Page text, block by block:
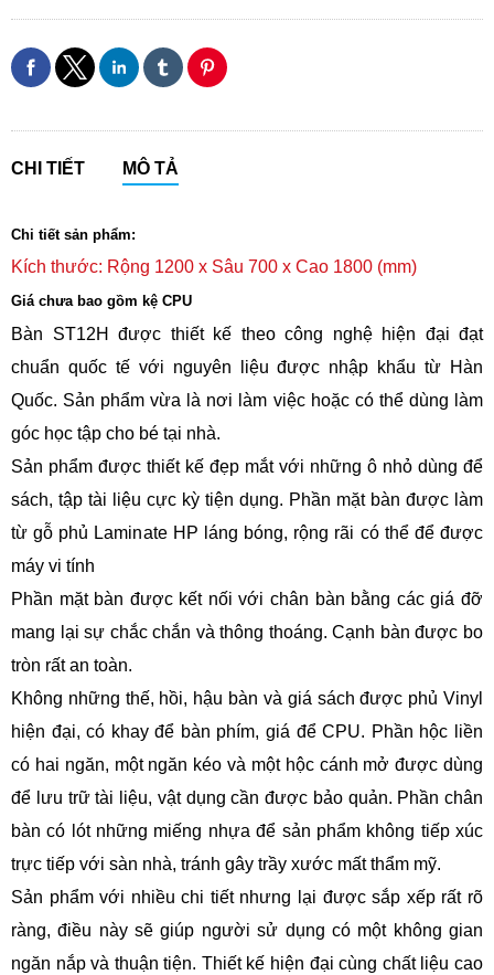
CHI TIẾT MÔ TẢ
Chi tiết sản phẩm:
Kích thước: Rộng 1200 x Sâu 700 x Cao 1800 (mm)
Giá chưa bao gồm kệ CPU
Bàn ST12H được thiết kế theo công nghệ hiện đại đạt
chuẩn quốc tế với nguyên liệu được nhập khẩu từ Hàn
Quốc. Sản phẩm vừa là nơi làm việc hoặc có thể dùng làm
góc học tập cho bé tại nhà.
Sản phẩm được thiết kế đẹp mắt với những ô nhỏ dùng để
sách, tập tài liệu cực kỳ tiện dụng. Phần mặt bàn được làm
từ gỗ phủ Laminate HP láng bóng, rộng rãi có thể để được
máy vi tính
Phần mặt bàn được kết nối với chân bàn bằng các giá đỡ
mang lại sự chắc chắn và thông thoáng. Cạnh bàn được bo
tròn rất an toàn.
Không những thế, hồi, hậu bàn và giá sách được phủ Vinyl
hiện đại, có khay để bàn phím, giá để CPU. Phần hộc liền
có hai ngăn, một ngăn kéo và một hộc cánh mở được dùng
để lưu trữ tài liệu, vật dụng cần được bảo quản. Phần chân
bàn có lót những miếng nhựa để sản phẩm không tiếp xúc
trực tiếp với sàn nhà, tránh gây trầy xước mất thẩm mỹ.
Sản phẩm với nhiều chi tiết nhưng lại được sắp xếp rất rõ
ràng, điều này sẽ giúp người sử dụng có một không gian
ngăn nắp và thuận tiện. Thiết kế hiện đại cùng chất liệu cao